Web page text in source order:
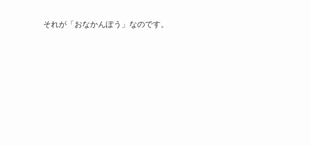
それが「おなかんぽう」なのです。